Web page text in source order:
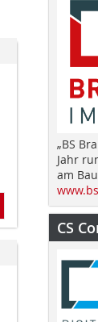
„BS
Jahr
am
CS